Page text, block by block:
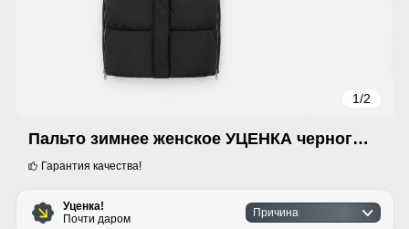
1/2
Пальто зимнее женское УЦЕНКА черного цвета 0974Ch
Гарантия качества!
Уценка!
Почти даром
Причина